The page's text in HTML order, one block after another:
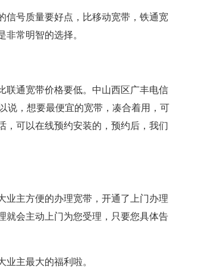
信号质量要好点，比移动宽带，铁通宽
常明智的选择。
联通宽带价格要低。中山西区广丰电信
说，想要最便宜的宽带，凑合着用，可
，可以在线预约安装的，预约后，我们
业主方便的办理宽带，开通了上门办理
就会主动上门为您受理，只要您具体告
主最大的福利啦。